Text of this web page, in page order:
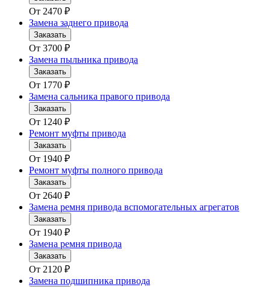
От 2470 ₽
Замена заднего привода
Заказать
От 3700 ₽
Замена пыльника привода
Заказать
От 1770 ₽
Замена сальника правого привода
Заказать
От 1240 ₽
Ремонт муфты привода
Заказать
От 1940 ₽
Ремонт муфты полного привода
Заказать
От 2640 ₽
Замена ремня привода вспомогательных агрегатов
Заказать
От 1940 ₽
Замена ремня привода
Заказать
От 2120 ₽
Замена подшипника привода